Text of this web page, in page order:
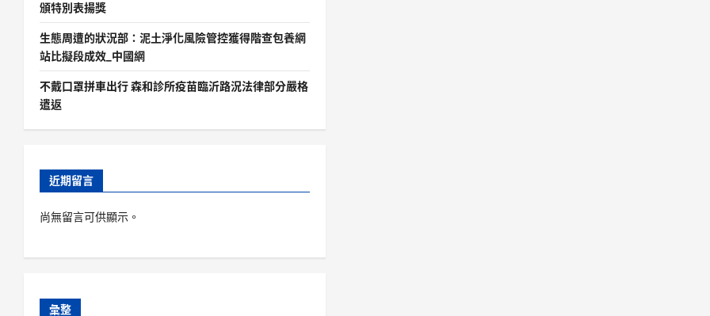
頒特別表揚獎
生態周遭的狀況部：泥土淨化風險管控獲得階查包養網
站比擬段成效_中國網
不戴口罩拼車出行 森和診所疫苗臨沂路況法律部分嚴格
遣返
近期留言
尚無留言可供顯示。
彙整